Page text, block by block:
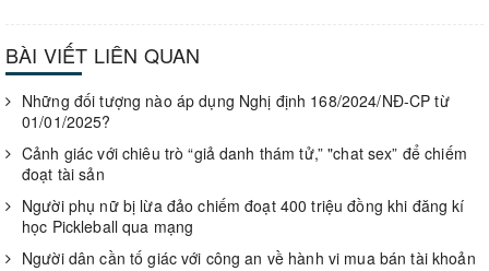
BÀI VIẾT LIÊN QUAN
Những đối tượng nào áp dụng Nghị định 168/2024/NĐ-CP từ
01/01/2025?
Cảnh giác với chiêu trò “giả danh thám tử,” "chat sex” để chiếm
đoạt tài sản
Người phụ nữ bị lừa đảo chiếm đoạt 400 triệu đồng khi đăng kí
học Pickleball qua mạng
Người dân cần tố giác với công an về hành vi mua bán tài khoản